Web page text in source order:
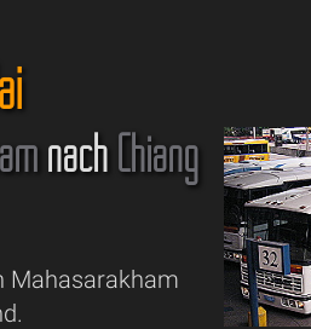
nachChiang
Mahasarakham